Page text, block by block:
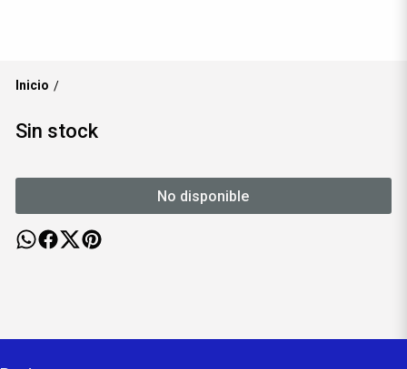
Inicio /
Sin stock
No disponible